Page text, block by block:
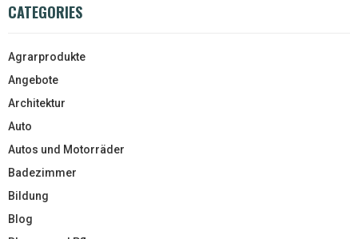
CATEGORIES
Agrarprodukte
Angebote
Architektur
Auto
Autos und Motorräder
Badezimmer
Bildung
Blog